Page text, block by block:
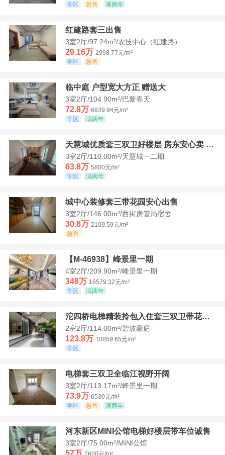
学区
急售 满两年
红建路套三出售
3室2厅/97.24m²/农技中心（红建路）
29.16万 2998.77元/m²
学区
急售
临中庭 户型宽大方正 赠送大
3室2厅/104.90m²/巴黎春天
72.8万 6939.94元/m²
学区
满两年
天慧城优质套三双卫好楼层 房东安心卖 价格好谈
3室2厅/110.00m²/天慧城一二期
63.8万 5800元/m²
学区
满两年
城中心装修套三带花园安心出售
3室2厅/146.00m²/西街房管局宿舍
30.8万 2109.59元/m²
急售
【M-46938】峰景里一期
4室2厅/209.90m²/峰景里一期
348万 16579.32元/m²
学区
满两年
沱四桥电梯精装拎包入住套三双卫带花园40平米带车位
2室2厅/114.00m²/碧波豪庭
123.8万 10859.65元/m²
学区
电梯套三双卫全临江视野开阔
3室2厅/113.17m²/峰景里一期
73.9万 6530元/m²
学区
急售 满两年
河东新区MINI公馆电梯好楼层带车位诚售
3室2厅/75.00m²/MINI公馆
57万